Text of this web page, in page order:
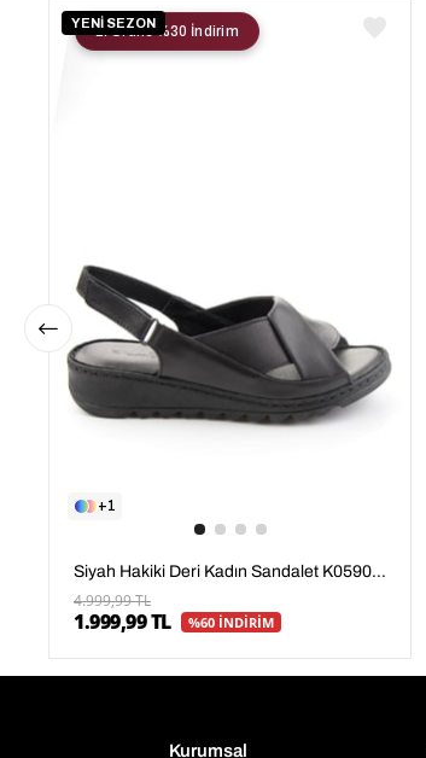
YENİ SEZON
1
Siyah Hakiki Deri Kadın Sandalet K05907001803
4.999,99 TL
1.999,99 TL %60 İNDİRİM
2. Ürüne %30 İndirim
Kurumsal